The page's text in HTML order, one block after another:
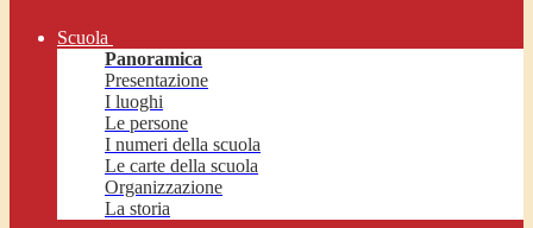
Scuola
Panoramica
Presentazione
I luoghi
Le persone
I numeri della scuola
Le carte della scuola
Organizzazione
La storia